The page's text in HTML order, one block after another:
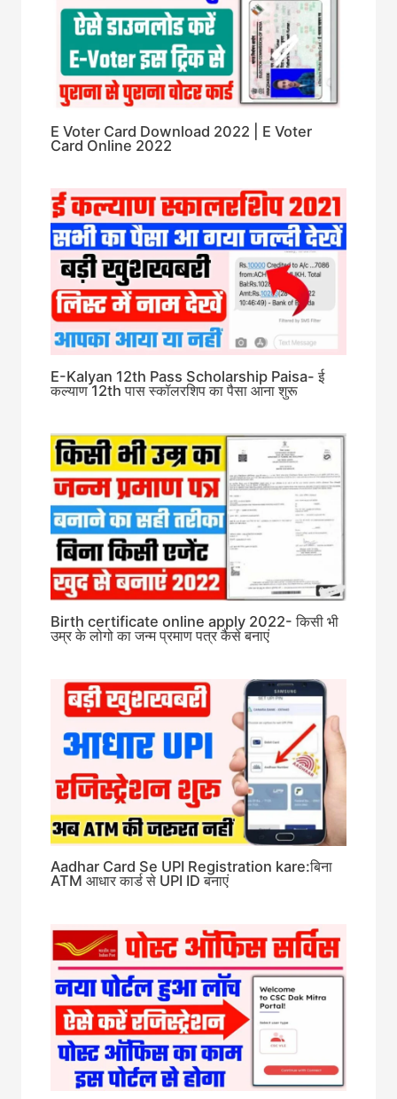
E Voter Card Download 2022 | E Voter
Card Online 2022
E-Kalyan 12th Pass Scholarship Paisa- ई
कल्याण 12th पास स्कॉलरशिप का पैसा आना शुरू
Birth certificate online apply 2022- किसी भी
उम्र के लोगो का जन्म प्रमाण पत्र कैसे बनाएं
Aadhar Card Se UPI Registration kare:बिना
ATM आधार कार्ड से UPI ID बनाएं